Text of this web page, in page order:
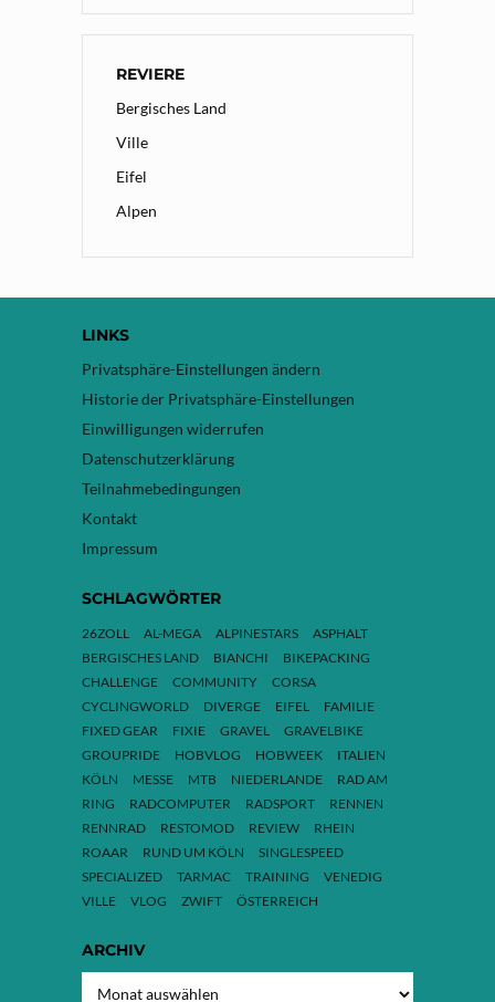
REVIERE
Bergisches Land
Ville
Eifel
Alpen
LINKS
Privatsphäre-Einstellungen ändern
Historie der Privatsphäre-Einstellungen
Einwilligungen widerrufen
Datenschutzerklärung
Teilnahmebedingungen
Kontakt
Impressum
SCHLAGWÖRTER
26ZOLL AL-MEGA ALPINESTARS
ASPHALT
BERGISCHES LAND
BIANCHI
BIKEPACKING
CHALLENGE
COMMUNITY
CORSA
CYCLINGWORLD
DIVERGE EIFEL
FAMILIE
FIXED GEAR
FIXIE GRAVEL
GRAVELBIKE
GROUPRIDE
HOBVLOG HOBWEEK
ITALIEN
KÖLN
MESSE MTB NIEDERLANDE
RAD AM
RING
RADCOMPUTER RADSPORT
RENNEN
RENNRAD
RESTOMOD REVIEW
RHEIN
ROAAR
RUND UM KÖLN
SINGLESPEED
SPECIALIZED
TARMAC TRAINING
VENEDIG
VILLE
VLOG ZWIFT ÖSTERREICH
ARCHIV